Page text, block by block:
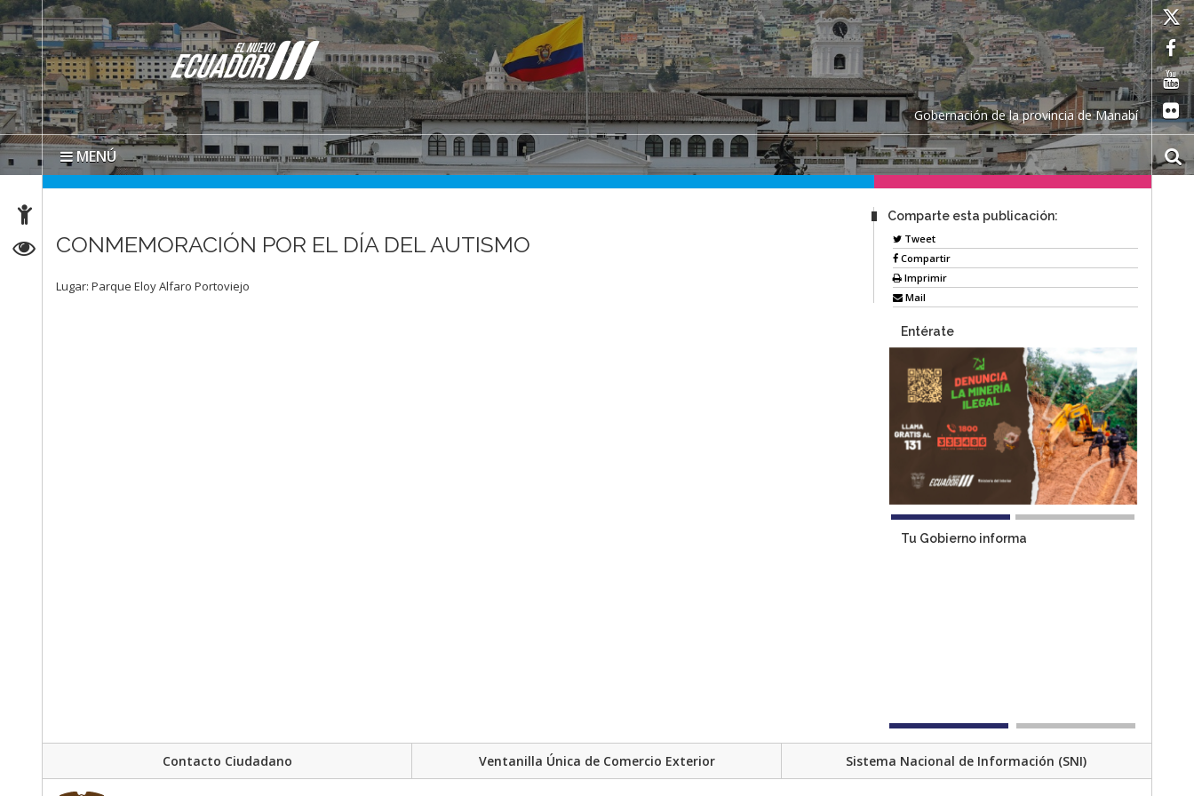
Gobernación de la provincia de Manabí
MENÚ
CONMEMORACIÓN POR EL DÍA DEL AUTISMO
Lugar: Parque Eloy Alfaro Portoviejo
Comparte esta publicación:
Tweet
Compartir
Imprimir
Mail
Entérate
Tu Gobierno informa
Contacto Ciudadano Ventanilla Única de Comercio Exterior Sistema Nacional de Información (SNI)